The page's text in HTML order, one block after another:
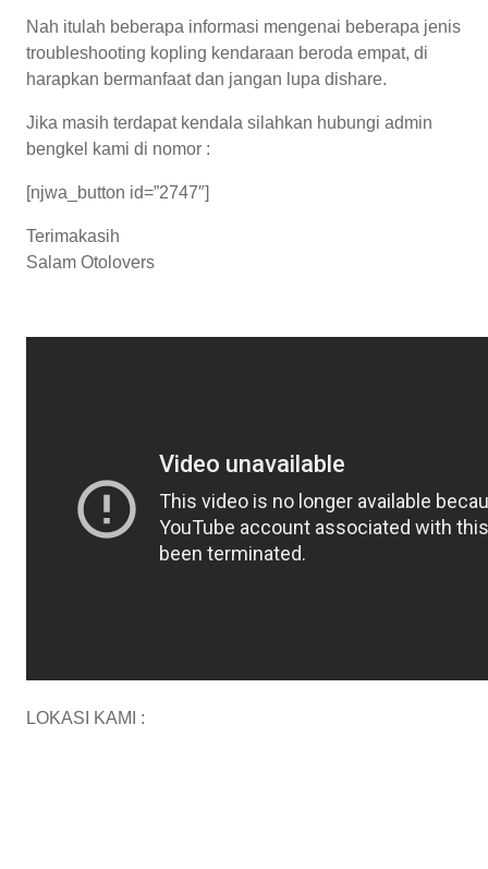
Nah itulah beberapa informasi mengenai beberapa jenis
troubleshooting kopling kendaraan beroda empat, di
harapkan bermanfaat dan jangan lupa dishare.
Jika masih terdapat kendala silahkan hubungi admin
bengkel kami di nomor :
[njwa_button id=”2747″]
Terimakasih
Salam Otolovers
LOKASI KAMI :